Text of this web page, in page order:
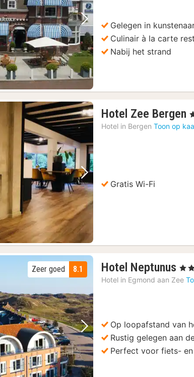
foto Volgende foto
Gelegen in
Culinair à la carte
Nabij het strand
foto Volgende foto
Hotel Zee Bergen ,
Hotel in Bergen Toon op
Gratis Wi-Fi
foto Volgende foto
8.1
Zeer goed Hotel Neptunus 1
, 3
Hotel in Egmond aan Zee
Op loopafstand van
Rustig gelegen aan
Perfect voor fiets-